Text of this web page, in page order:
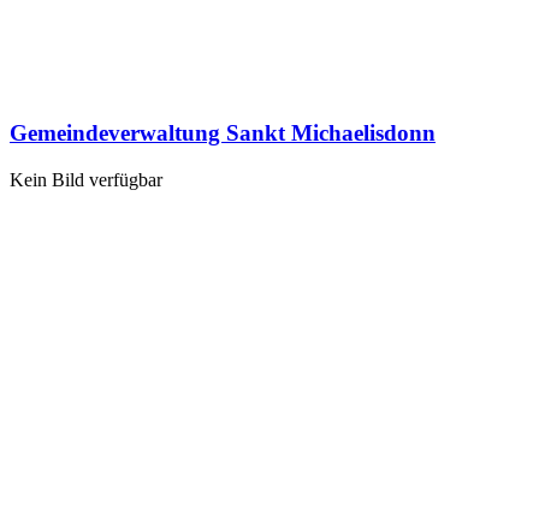
Gemeindeverwaltung Sankt Michaelisdonn
Kein Bild verfügbar